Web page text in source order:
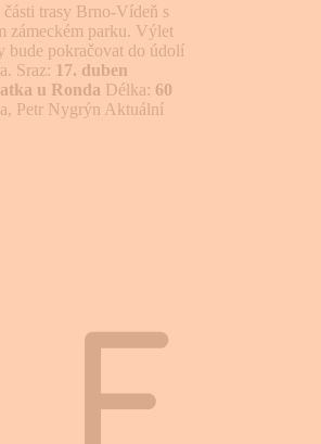
trasy Brno-Vídeň s
zámeckém parku. Výlet
bude pokračovat do údolí
Sraz: 17. duben
u Ronda Délka: 60
Petr Nygrýn Aktuální